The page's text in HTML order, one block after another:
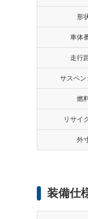
形
車体
走行
サスペン
燃
リサイ
外
装備仕